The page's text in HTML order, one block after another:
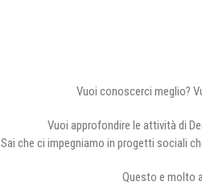
Vuoi conoscerci meglio?
Vuoi approfondire le attività di
Sai che ci impegniamo in progetti sociali
Questo e molto